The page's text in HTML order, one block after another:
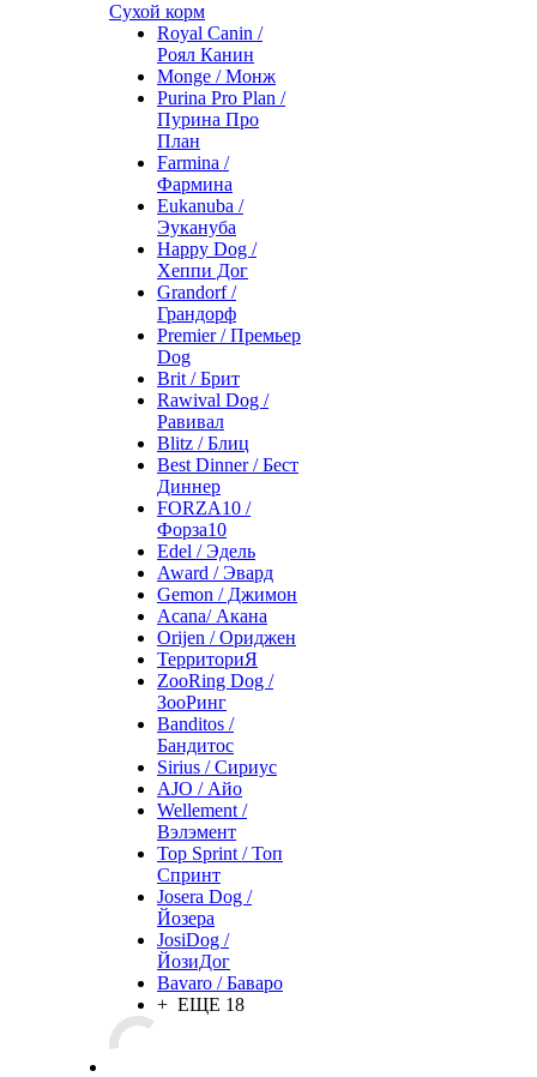
Сухой корм
Royal Canin /
Роял Канин
Monge / Монж
Purina Pro Plan /
Пурина Про
План
Farmina /
Фармина
Eukanuba /
Эукануба
Happy Dog /
Хеппи Дог
Grandorf /
Грандорф
Premier / Премьер
Dog
Brit / Брит
Rawival Dog /
Равивал
Blitz / Блиц
Best Dinner / Бест
Диннер
FORZA10 /
Форза10
Edel / Эдель
Award / Эвард
Gemon / Джимон
Acana/ Акана
Orijen / Ориджен
ТерриториЯ
ZooRing Dog /
ЗооРинг
Banditos /
Бандитос
Sirius / Сириус
AJO / Айо
Wellement /
Вэлэмент
Top Sprint / Топ
Спринт
Josera Dog /
Йозера
JosiDog /
ЙозиДог
Bavaro / Баваро
+ ЕЩЕ 18